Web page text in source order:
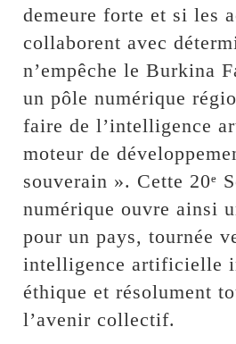
demeure forte et si les
collaborent avec
n’empêche le Burkina
un pôle numérique
faire de l’intelligence
moteur de
souverain ». Cette 20ᵉ
numérique ouvre ainsi
pour un pays, tournée
intelligence artificielle
éthique et résolument
l’avenir collectif.